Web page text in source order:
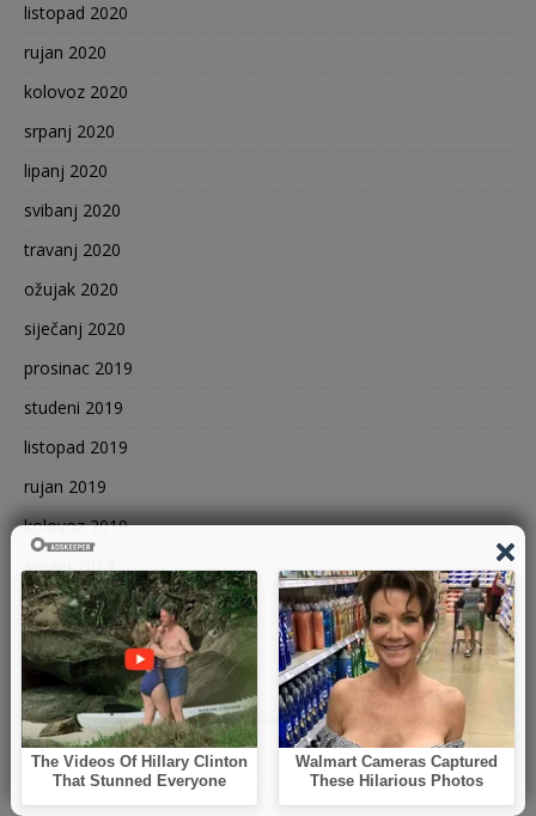
listopad 2020
rujan 2020
kolovoz 2020
srpanj 2020
lipanj 2020
svibanj 2020
travanj 2020
ožujak 2020
siječanj 2020
prosinac 2019
studeni 2019
listopad 2019
rujan 2019
kolovoz 2019
srpanj 2019
lipanj 2019
svibanj 2019
KATEGORIJE
BIH